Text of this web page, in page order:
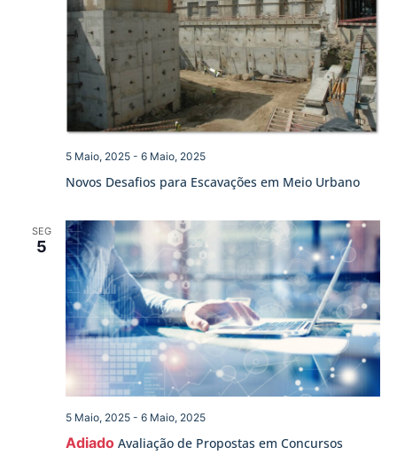
Novos Desafios para Escavações em Meio Urbano
5 Maio, 2025- 6 Maio, 2025
SEG
5
Adiado Avaliação de Propostas em Concursos
5 Maio, 2025- 6 Maio, 2025